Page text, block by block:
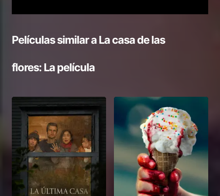
Películas similar aLa casa de las
flores: La película